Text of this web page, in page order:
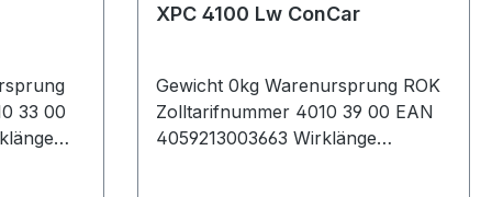
33 00
XPC 4100 Lw ConCar
Gewicht 0kg Warenursprung ROK
Zolltarifnummer 4010 39 00 EAN
4059213003663 Wirklänge